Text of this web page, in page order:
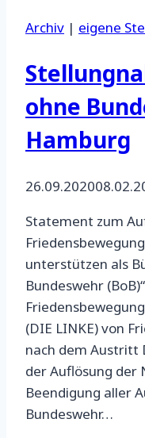
Archiv | eigene
ohne
Hamburg
26.09.2020
Statement zum
unterstützen als
Bundeswehr
(DIE LINKE) von
nach dem Austritt
der Auflösung der
Beendigung aller
Bundeswehr…